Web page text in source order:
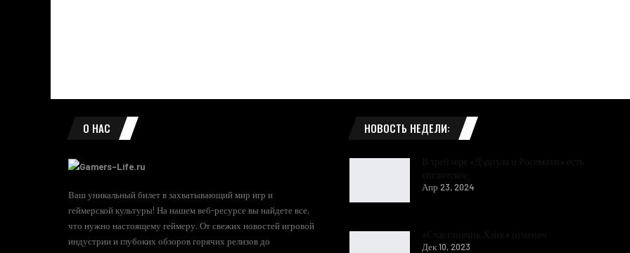
О НАС
Ваш уникальный билет в захватывающий мир игр и
геймерской культуры! На нашем веб-ресурсе вы найдете все,
что нужно настоящему геймеру. От свежих новостей игровой
индустрии и глубоких обзоров горячих релизов до
НОВОСТЬ НЕДЕЛИ:
Апр 23, 2024
Дек 10, 2023